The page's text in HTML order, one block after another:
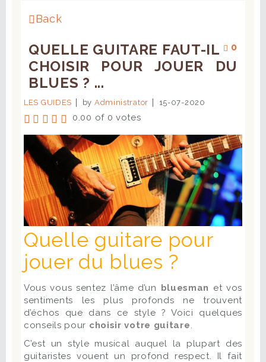
Back
0
QUELLE GUITARE FAUT-IL
CHOISIR POUR JOUER DU
BLUES ? ...
LES GUIDES by Administrator 15-07-2020
0.00 of 0 votes
Quelle guitare pour
jouer du blues ?
Vous vous sentez l’âme d’un bluesman et vos
sentiments les plus profonds ne trouvent
d’échos que dans ce style ? Voici quelques
conseils pour choisir votre guitare.
C’est un style musical auquel la plupart des
guitaristes vouent un profond respect. Il fait